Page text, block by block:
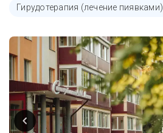
Гирудотерапия (лечение пиявками)